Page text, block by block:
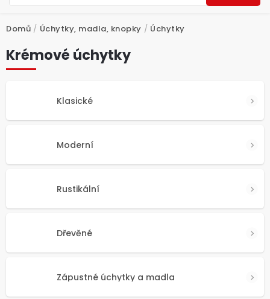
Domů / Úchytky, madla, knopky / Úchytky
Krémové úchytky
Klasické
Moderní
Rustikální
Dřevěné
Zápustné úchytky a madla